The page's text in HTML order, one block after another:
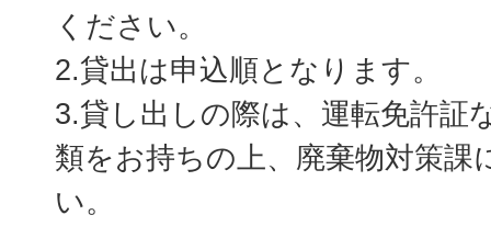
ください。
2.貸出は申込順となります。
3.貸し出しの際は、運転免許証
類をお持ちの上、廃棄物対策課
い。